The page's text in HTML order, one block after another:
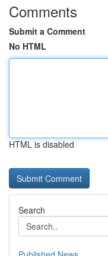
Comments
Submit a Comment
No HTML
HTML is disabled
Search